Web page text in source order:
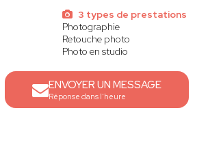
3 types de prestations
Photographie
Retouche photo
Photo en studio
ENVOYER UN MESSAGE
Réponse dans l'heure